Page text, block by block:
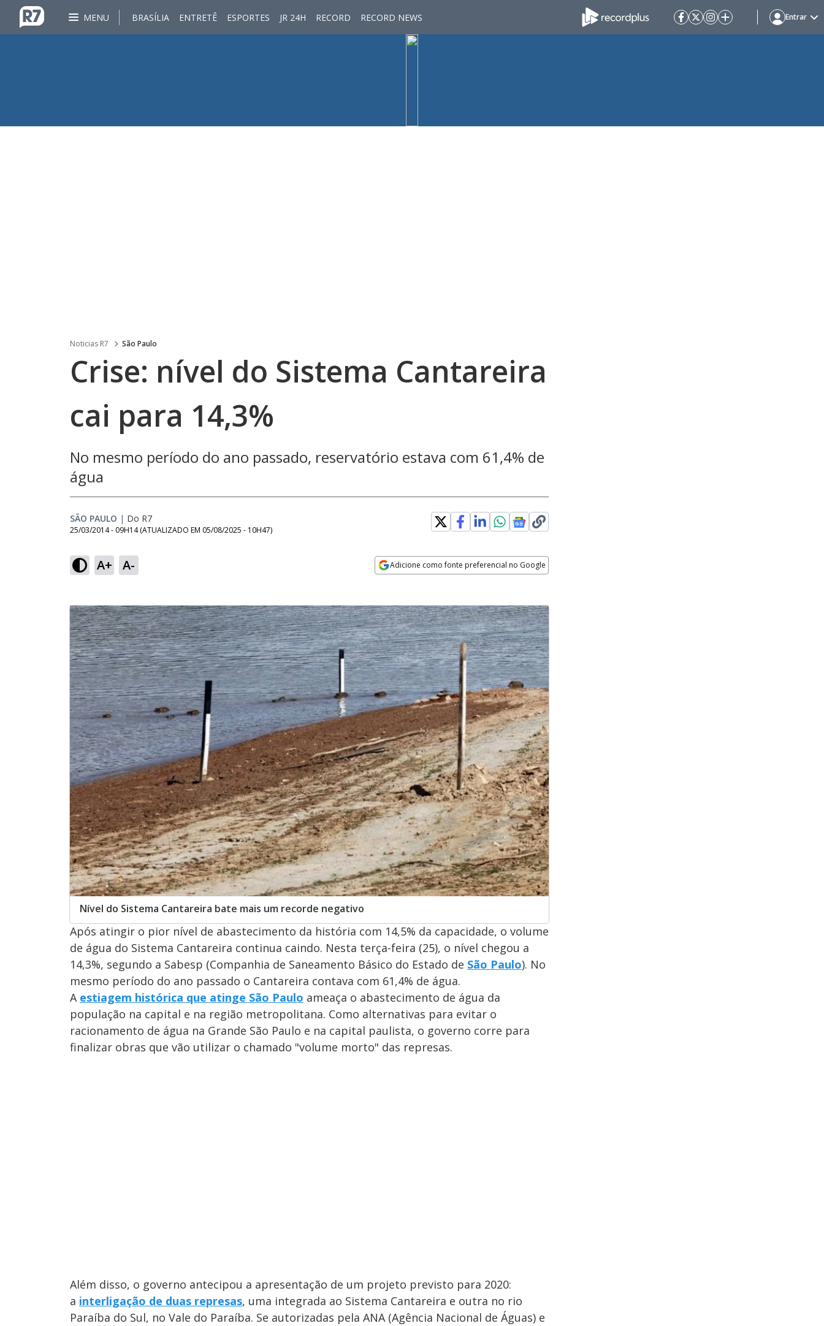
MENU BRASÍLIA ENTRETÊ ESPORTES JR 24H RECORD RECORD NEWS Entrar
Noticias R7 São Paulo
Crise: nível do Sistema Cantareira
cai para 14,3%
No mesmo período do ano passado, reservatório estava com 61,4% de
água
SÃO PAULO | Do R7
25/03/2014 - 09H14 (ATUALIZADO EM 05/08/2025 - 10H47)
A+ A- Adicione como fonte preferencial no Google
Nível do Sistema Cantareira bate mais um recorde negativo
Após atingir o pior nível de abastecimento da história com 14,5% da capacidade, o volume
de água do Sistema Cantareira continua caindo. Nesta terça-feira (25), o nível chegou a
14,3%, segundo a Sabesp (Companhia de Saneamento Básico do Estado de São Paulo). No
mesmo período do ano passado o Cantareira contava com 61,4% de água.
A estiagem histórica que atinge São Paulo ameaça o abastecimento de água da
população na capital e na região metropolitana. Como alternativas para evitar o
racionamento de água na Grande São Paulo e na capital paulista, o governo corre para
finalizar obras que vão utilizar o chamado "volume morto" das represas.
Além disso, o governo antecipou a apresentação de um projeto previsto para 2020:
a interligação de duas represas, uma integrada ao Sistema Cantareira e outra no rio
Paraíba do Sul, no Vale do Paraíba. Se autorizadas pela ANA (Agência Nacional de Águas) e